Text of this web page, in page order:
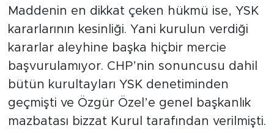
Maddenin en dikkat çeken hükmü ise, YSK
kararlarının kesinliği. Yani kurulun verdiği
kararlar aleyhine başka hiçbir mercie
başvurulamıyor. CHP’nin sonuncusu dahil
bütün kurultayları YSK denetiminden
geçmişti ve Özgür Özel’e genel başkanlık
mazbatası bizzat Kurul tarafından verilmişti.